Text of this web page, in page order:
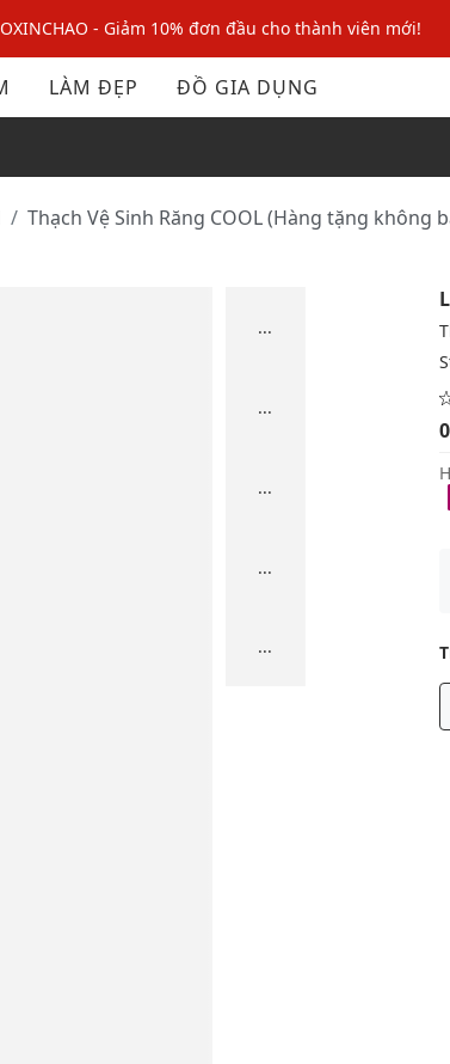
- Giảm 10% đơn đầu cho thành viên mới!
giảm ngay 10% khi thanh toán trực tuyến
- Giảm 10% đơn đầu cho thành viên mới!
LÀM ĐẸP ĐỒ GIA DỤNG
Thạch Vệ Sinh Răng COOL (Hàng tặng không
...
...
...
...
...